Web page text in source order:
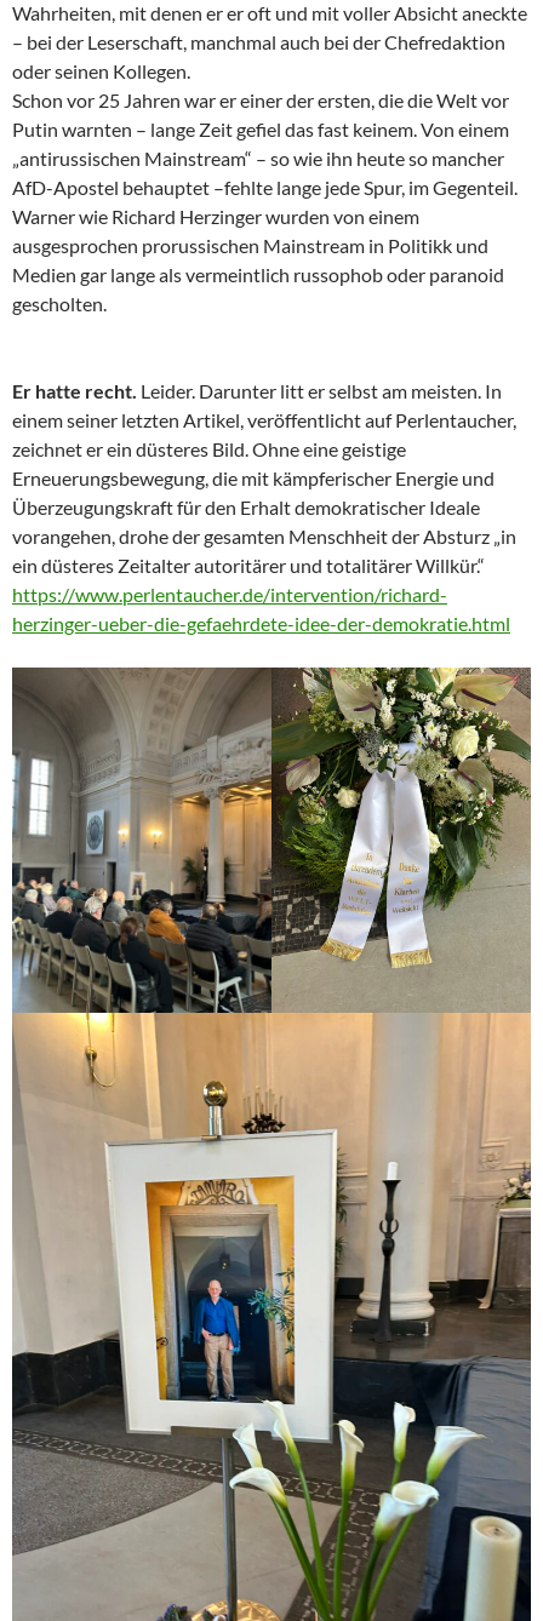
Wahrheiten, mit denen er er oft und mit voller Absicht aneckte
– bei der Leserschaft, manchmal auch bei der Chefredaktion
oder seinen Kollegen.
Schon vor 25 Jahren war er einer der ersten, die die Welt vor
Putin warnten – lange Zeit gefiel das fast keinem. Von einem
„antirussischen Mainstream“ – so wie ihn heute so mancher
AfD-Apostel behauptet –fehlte lange jede Spur, im Gegenteil.
Warner wie Richard Herzinger wurden von einem
ausgesprochen prorussischen Mainstream in Politikk und
Medien gar lange als vermeintlich russophob oder paranoid
gescholten.
Er hatte recht. Leider. Darunter litt er selbst am meisten. In
einem seiner letzten Artikel, veröffentlicht auf Perlentaucher,
zeichnet er ein düsteres Bild. Ohne eine geistige
Erneuerungsbewegung, die mit kämpferischer Energie und
Überzeugungskraft für den Erhalt demokratischer Ideale
vorangehen, drohe der gesamten Menschheit der Absturz „in
ein düsteres Zeitalter autoritärer und totalitärer Willkür.“
https://www.perlentaucher.de/intervention/richard-
herzinger-ueber-die-gefaehrdete-idee-der-demokratie.html